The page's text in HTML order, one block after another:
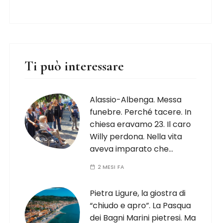
Ti può interessare
Alassio-Albenga. Messa
funebre. Perché tacere. In
chiesa eravamo 23. Il caro
Willy perdona. Nella vita
aveva imparato che…
2 MESI FA
Pietra Ligure, la giostra di
“chiudo e apro”. La Pasqua
dei Bagni Marini pietresi. Ma